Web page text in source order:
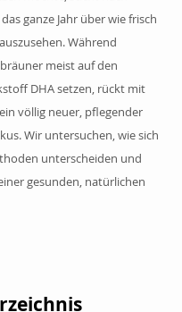
ganze Jahr über wie frisch
Während
meist auf den
DHA setzen, rückt mit
völlig neuer, pflegender
Wir untersuchen, wie sich
unterscheiden und
gesunden, natürlichen